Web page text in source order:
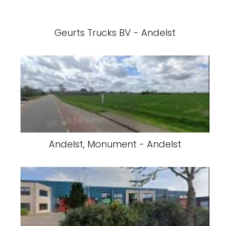
Geurts Trucks BV - Andelst
Andelst, Monument - Andelst